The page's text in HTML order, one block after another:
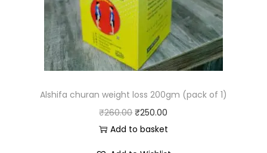
Alshifa churan weight loss 200gm (pack of 1)
₹260.00 ₹250.00
Add to basket